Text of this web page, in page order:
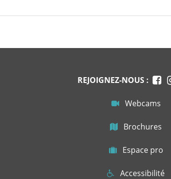
REJOIGNEZ-NOUS :
Webcams
Brochures
Espace pro
Accessibilité